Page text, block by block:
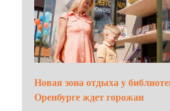
Новая зона отдыха у
Оренбурге ждет горожан